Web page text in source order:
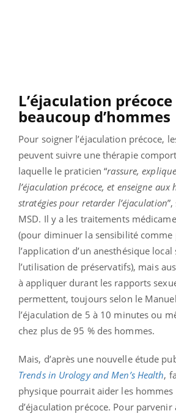
L’éjaculation
beaucoup d’hommes
Pour soigner l’éjaculation précoce,
peuvent suivre une thérapie
laquelle le praticien “rassure,
l’éjaculation précoce, et enseigne aux
stratégies pour retarder l’éjaculation
MSD. Il y a les traitements
(pour diminuer la sensibilité comme
l’application d’un anesthésique
l’utilisation de préservatifs), mais
à appliquer durant les rapports
permettent, toujours selon le
l’éjaculation de 5 à 10 minutes ou
chez plus de 95 % des hommes.
Mais, d’après une nouvelle étude
Trends in Urology and Men’s Health,
physique pourrait aider les
d’éjaculation précoce. Pour parvenir